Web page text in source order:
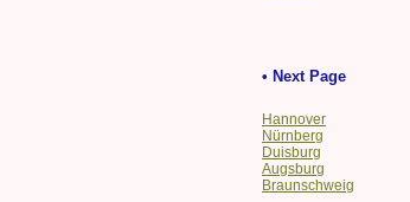
• Next Page
Hannover
Nürnberg
Duisburg
Augsburg
Braunschweig